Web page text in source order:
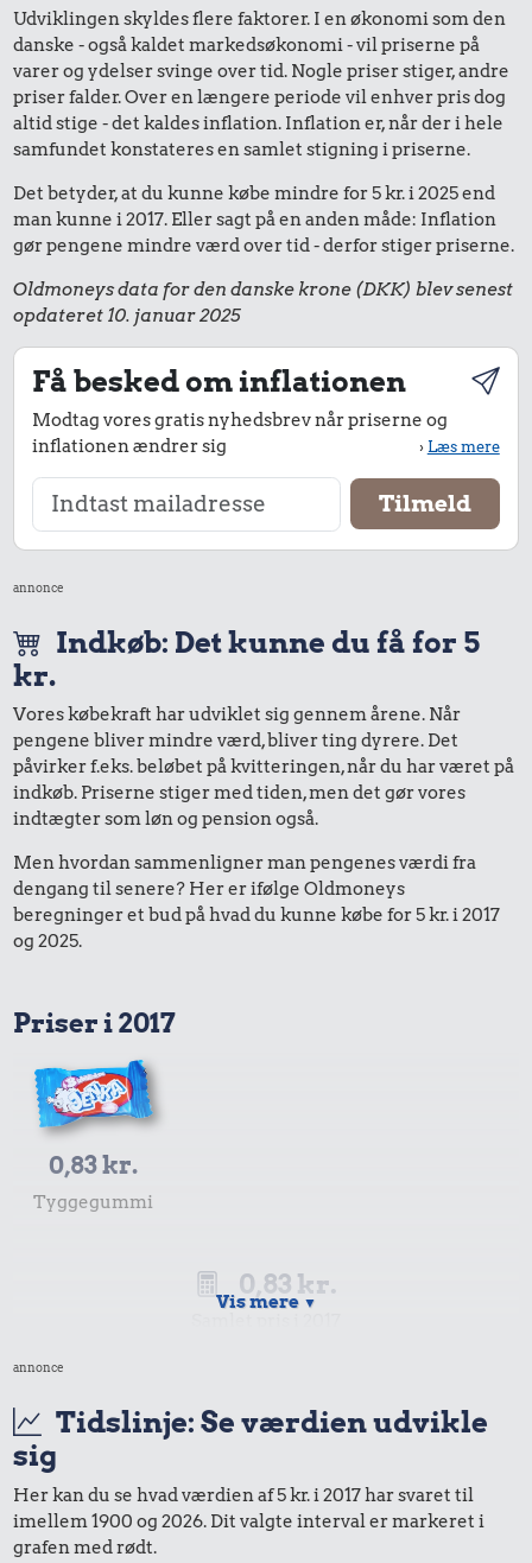
Udviklingen skyldes flere faktorer. I en økonomi som den
danske - også kaldet markedsøkonomi - vil priserne på
varer og ydelser svinge over tid. Nogle priser stiger, andre
priser falder. Over en længere periode vil enhver pris dog
altid stige - det kaldes inflation. Inflation er, når der i hele
samfundet konstateres en samlet stigning i priserne.
Det betyder, at du kunne købe mindre for 5 kr. i 2025 end
man kunne i 2017. Eller sagt på en anden måde: Inflation
gør pengene mindre værd over tid - derfor stiger priserne.
Oldmoneys data for den danske krone (DKK) blev senest
opdateret 10. januar 2025
Få besked om inflationen
Modtag vores gratis nyhedsbrev når priserne og
inflationen ændrer sig
›Læs mere
annonce
Indkøb: Det kunne du få for 5
kr.
Vores købekraft har udviklet sig gennem årene. Når
pengene bliver mindre værd, bliver ting dyrere. Det
påvirker f.eks. beløbet på kvitteringen, når du har været på
indkøb. Priserne stiger med tiden, men det gør vores
indtægter som løn og pension også.
Men hvordan sammenligner man pengenes værdi fra
dengang til senere? Her er ifølge Oldmoneys
beregninger et bud på hvad du kunne købe for 5 kr. i 2017
og 2025.
Priser i 2017
0,83 kr.
Tyggegummi
0,83 kr.
Priser i 2025
1,00 kr.
Vis mere ▼
annonce
Tidslinje: Se værdien udvikle
sig
Her kan du se hvad værdien af 5 kr. i 2017 har svaret til
imellem 1900 og 2026. Dit valgte interval er markeret i
grafen med rødt.